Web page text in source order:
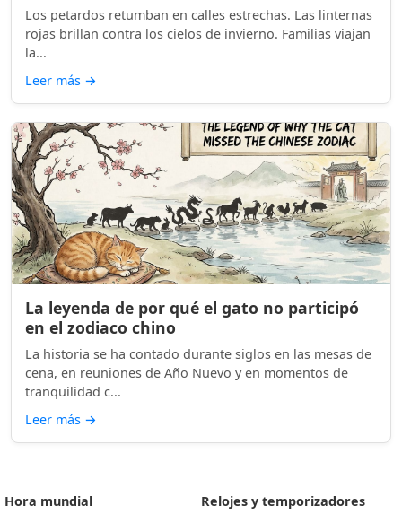
Los petardos retumban en calles estrechas. Las linternas
rojas brillan contra los cielos de invierno. Familias viajan
la...
Leer más →
La leyenda de por qué el gato no participó
en el zodiaco chino
La historia se ha contado durante siglos en las mesas de
cena, en reuniones de Año Nuevo y en momentos de
tranquilidad c...
Leer más →
Hora mundial
Relojes y temporizadores